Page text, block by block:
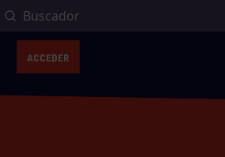
Buscador
ACCEDER